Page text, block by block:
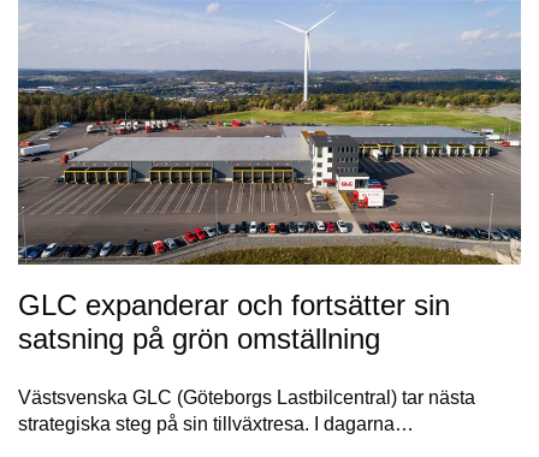
GLC expanderar och fortsätter sin
satsning på grön omställning
Västsvenska GLC (Göteborgs Lastbilcentral) tar nästa
strategiska steg på sin tillväxtresa. I dagarna…